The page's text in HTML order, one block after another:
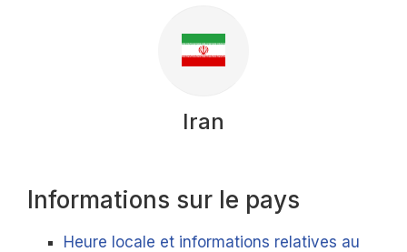
Iran
Informations sur le pays
Heure locale et informations relatives au